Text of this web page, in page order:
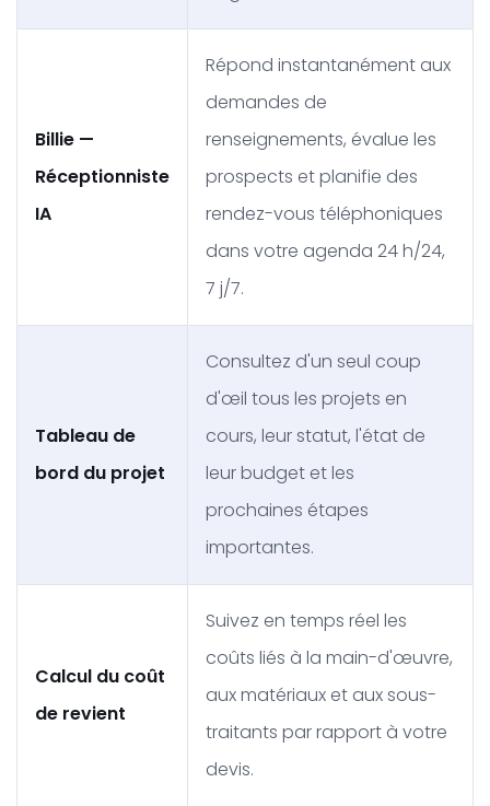
Billie —
Réceptionniste
IA
Répond instantanément aux
demandes de
renseignements, évalue les
prospects et planifie des
rendez-vous téléphoniques
dans votre agenda 24 h/24,
7 j/7.
Tableau de
bord du projet
Consultez d'un seul coup
d'œil tous les projets en
cours, leur statut, l'état de
leur budget et les
prochaines étapes
importantes.
Calcul du coût
de revient
Suivez en temps réel les
coûts liés à la main-d'œuvre,
aux matériaux et aux sous-
traitants par rapport à votre
devis.